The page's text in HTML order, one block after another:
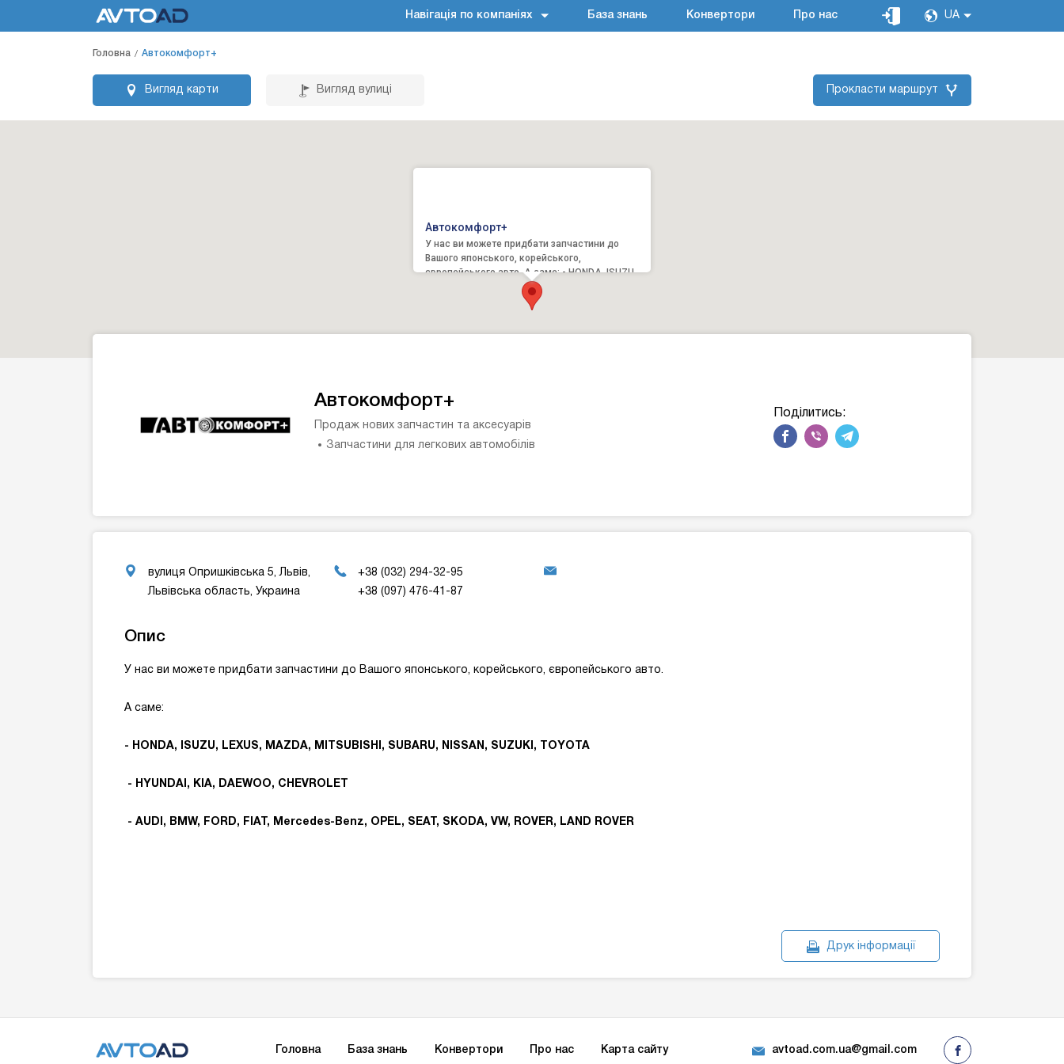
Навігація по компаніях База знань Конвертори Про нас UA
Головна Автокомфорт+
Вигляд карти Вигляд вулиці Прокласти маршрут
Автокомфорт+
У нас ви можете придбати запчастини до
Вашого японського, корейського,
європейського авто. А саме: - HONDA, ISUZU,
LEXUS, MAZDA, MITSUBISHI, SUBA...
Автокомфорт+
Продаж нових запчастин та аксесуарів
Запчастини для легкових автомобілів
Поділитись:
вулиця Опришківська 5, Львів,
Львівська область, Украина
+38 (032) 294-32-95
+38 (097) 476-41-87
Опис
У нас ви можете придбати запчастини до Вашого японського, корейського, європейського авто.
А саме:
- HONDA, ISUZU, LEXUS, MAZDA, MITSUBISHI, SUBARU, NISSAN, SUZUKI, TOYOTA
- HYUNDAI, KIA, DAEWOO, CHEVROLET
- AUDI, BMW, FORD, FIAT, Mercedes-Benz, OPEL, SEAT, SKODA, VW, ROVER, LAND ROVER
Друк інформації
Головна База знань Конвертори Про нас Карта сайту avtoad.com.ua@gmail.com